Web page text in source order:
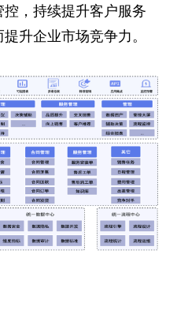
，持续提升客户服务
升企业市场竞争力。